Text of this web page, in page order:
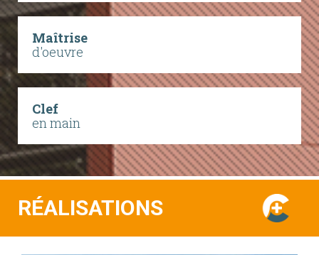
Maîtrise
d'oeuvre
Clef
en main
RÉALISATIONS